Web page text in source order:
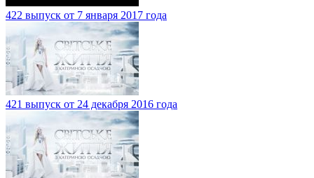
422 выпуск от 7 января 2017 года
421 выпуск от 24 декабря 2016 года